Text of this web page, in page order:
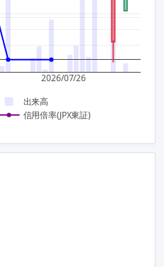
2026/07/26
出来高
信用倍率(JPX東証)